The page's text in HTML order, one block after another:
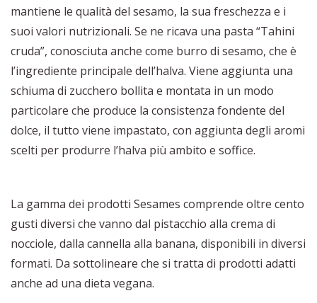
mantiene le qualità del sesamo, la sua freschezza e i
suoi valori nutrizionali. Se ne ricava una pasta “Tahini
cruda”, conosciuta anche come burro di sesamo, che è
l’ingrediente principale dell’halva. Viene aggiunta una
schiuma di zucchero bollita e montata in un modo
particolare che produce la consistenza fondente del
dolce, il tutto viene impastato, con aggiunta degli aromi
scelti per produrre l’halva più ambito e soffice.
La gamma dei prodotti Sesames comprende oltre cento
gusti diversi che vanno dal pistacchio alla crema di
nocciole, dalla cannella alla banana, disponibili in diversi
formati. Da sottolineare che si tratta di prodotti adatti
anche ad una dieta vegana.